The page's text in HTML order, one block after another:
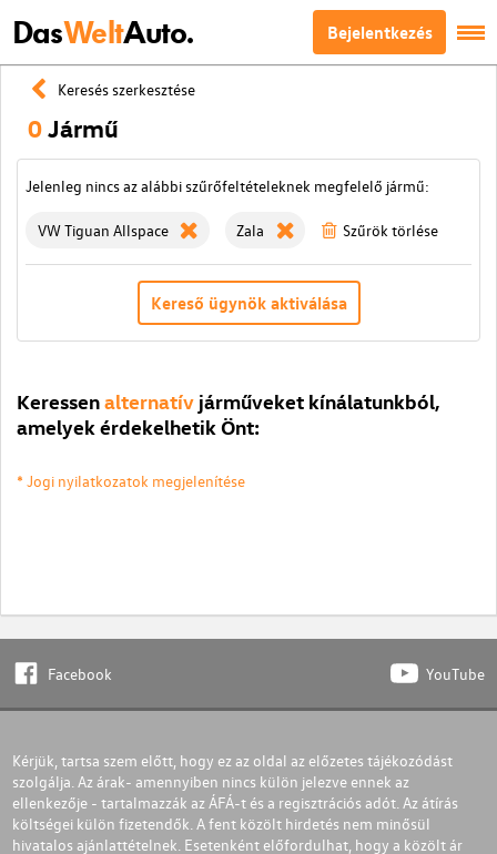
DasWeltAuto. Bejelentkezés
Keresés szerkesztése
0Jármű
Jelenleg nincs az alábbi szűrőfeltételeknek megfelelő jármű:
VW Tiguan Allspace Zala Szűrök törlése
Kereső ügynök aktiválása
Keressenalternatív járműveket kínálatunkból,
amelyek érdekelhetik Önt:
* Jogi nyilatkozatok megjelenítése
Facebook YouTube
Kérjük, tartsa szem előtt, hogy ez az oldal az előzetes tájékozódást
szolgálja. Az árak- amennyiben nincs külön jelezve ennek az
ellenkezője - tartalmazzák az ÁFÁ-t és a regisztrációs adót. Az átírás
költségei külön fizetendők. A fent közölt hirdetés nem minősül
hivatalos ajánlattételnek. Esetenként előfordulhat, hogy a közölt ár